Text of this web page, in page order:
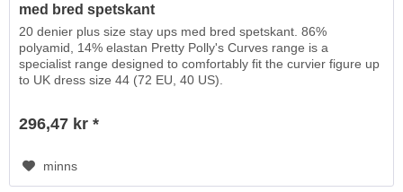
med bred spetskant
20 denier plus size stay ups med bred spetskant. 86%
polyamid, 14% elastan Pretty Polly's Curves range is a
specialist range designed to comfortably fit the curvier figure up
to UK dress size 44 (72 EU, 40 US).
296,47 kr *
minns